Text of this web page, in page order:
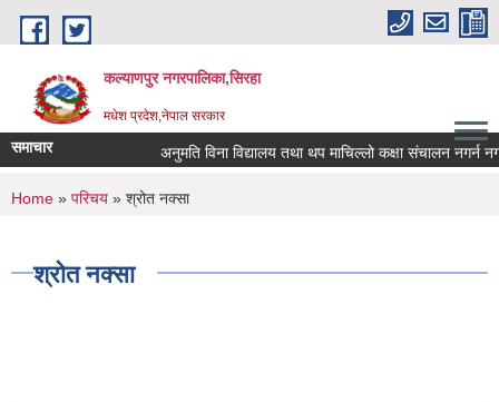
Skip to main content
कल्याणपुर नगरपालिका,सिरहा
मधेश प्रदेश,नेपाल सरकार
समाचार अनुमति विना विद्यालय तथा थप माचिल्लो कक्षा संचालन नगर्न
You are here
Home » परिचय » श्रोत नक्सा
श्रोत नक्सा